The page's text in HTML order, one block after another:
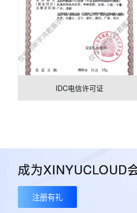
IDC电信许可证
成为XINYUCLOUD
注册有礼